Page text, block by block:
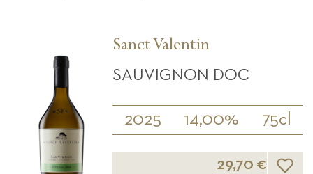
Sanct Valentin
SAUVIGNON DOC
2025 14,00% 75cl
29,70 € Lista